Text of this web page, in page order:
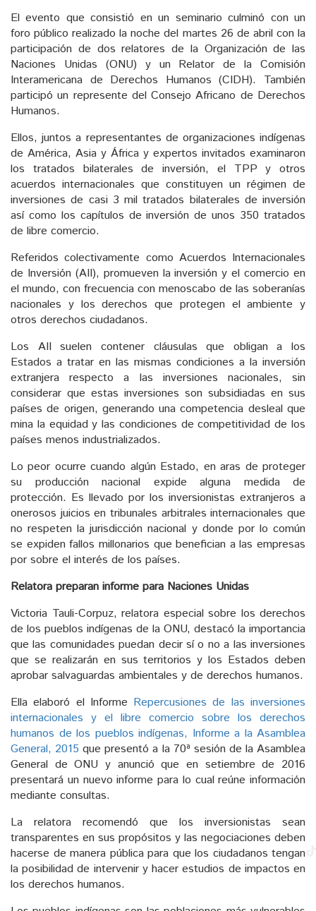
El evento que consistió en un seminario culminó con un
foro público realizado la noche del martes 26 de abril con la
participación de dos relatores de la Organización de las
Naciones Unidas (ONU) y un Relator de la Comisión
Interamericana de Derechos Humanos (CIDH). También
participó un represente del Consejo Africano de Derechos
Humanos.
Ellos, juntos a representantes de organizaciones indígenas
de América, Asia y África y expertos invitados examinaron
los tratados bilaterales de inversión, el TPP y otros
acuerdos internacionales que constituyen un régimen de
inversiones de casi 3 mil tratados bilaterales de inversión
así como los capítulos de inversión de unos 350 tratados
de libre comercio.
Referidos colectivamente como Acuerdos Internacionales
de Inversión (AII), promueven la inversión y el comercio en
el mundo, con frecuencia con menoscabo de las soberanías
nacionales y los derechos que protegen el ambiente y
otros derechos ciudadanos.
Los AII suelen contener cláusulas que obligan a los
Estados a tratar en las mismas condiciones a la inversión
extranjera respecto a las inversiones nacionales, sin
considerar que estas inversiones son subsidiadas en sus
países de origen, generando una competencia desleal que
mina la equidad y las condiciones de competitividad de los
países menos industrializados.
Lo peor ocurre cuando algún Estado, en aras de proteger
su producción nacional expide alguna medida de
protección. Es llevado por los inversionistas extranjeros a
onerosos juicios en tribunales arbitrales internacionales que
no respeten la jurisdicción nacional y donde por lo común
se expiden fallos millonarios que benefician a las empresas
por sobre el interés de los países.
Relatora preparan informe para Naciones Unidas
Victoria Tauli-Corpuz, relatora especial sobre los derechos
de los pueblos indígenas de la ONU, destacó la importancia
que las comunidades puedan decir sí o no a las inversiones
que se realizarán en sus territorios y los Estados deben
aprobar salvaguardas ambientales y de derechos humanos.
Ella elaboró el Informe Repercusiones de las inversiones
internacionales y el libre comercio sobre los derechos
humanos de los pueblos indígenas, Informe a la Asamblea
General, 2015 que presentó a la 70ª sesión de la Asamblea
General de ONU y anunció que en setiembre de 2016
presentará un nuevo informe para lo cual reúne información
mediante consultas.
La relatora recomendó que los inversionistas sean
transparentes en sus propósitos y las negociaciones deben
hacerse de manera pública para que los ciudadanos tengan
la posibilidad de intervenir y hacer estudios de impactos en
los derechos humanos.